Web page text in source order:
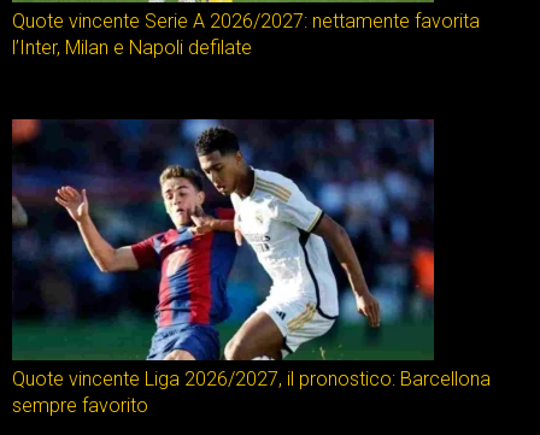
Quote vincente Serie A 2026/2027: nettamente favorita
l’Inter, Milan e Napoli defilate
Quote vincente Liga 2026/2027, il pronostico: Barcellona
sempre favorito